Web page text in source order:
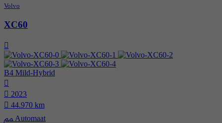
Volvo
XC60
B4 Mild-Hybrid
2023
44.970 km
Automaat